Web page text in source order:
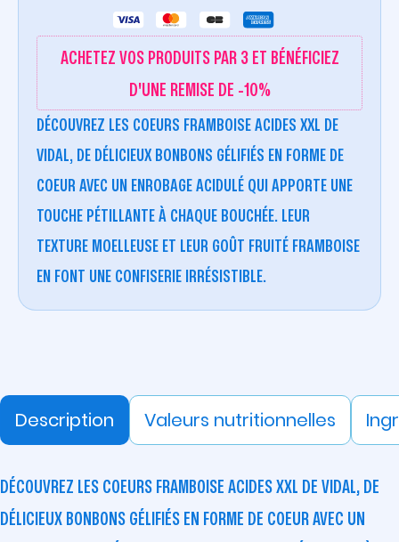
ACHETEZ VOS PRODUITS PAR 3 ET BÉNÉFICIEZ
D'UNE REMISE DE -10%
DÉCOUVREZ LES COEURS FRAMBOISE ACIDES XXL DE
VIDAL, DE DÉLICIEUX BONBONS GÉLIFIÉS EN FORME DE
COEUR AVEC UN ENROBAGE ACIDULÉ QUI APPORTE UNE
TOUCHE PÉTILLANTE À CHAQUE BOUCHÉE. LEUR
TEXTURE MOELLEUSE ET LEUR GOÛT FRUITÉ FRAMBOISE
EN FONT UNE CONFISERIE IRRÉSISTIBLE.
Description Valeurs nutritionnelles
DÉCOUVREZ LES COEURS FRAMBOISE ACIDES XXL DE VIDAL, DE
DÉLICIEUX BONBONS GÉLIFIÉS EN FORME DE COEUR AVEC UN